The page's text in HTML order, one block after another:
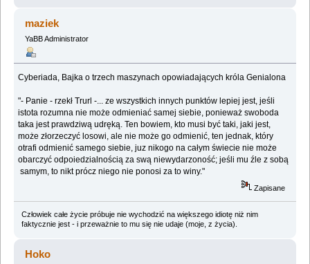
maziek
YaBB Administrator
Cyberiada, Bajka o trzech maszynach opowiadających króla Genialona
"- Panie - rzekł Trurl -... ze wszystkich innych punktów lepiej jest, jeśli
istota rozumna nie może odmieniać samej siebie, ponieważ swoboda
taka jest prawdziwą udręką. Ten bowiem, kto musi być taki, jaki jest,
może złorzeczyć losowi, ale nie może go odmienić, ten jednak, który
otrafi odmienić samego siebie, juz nikogo na całym świecie nie może
obarczyć odpoiedzialnością za swą niewydarzoność; jeśli mu źle z sobą
samym, to nikt prócz niego nie ponosi za to winy."
Zapisane
Człowiek całe życie próbuje nie wychodzić na większego idiotę niż nim
faktycznie jest - i przeważnie to mu się nie udaje (moje, z życia).
Hoko